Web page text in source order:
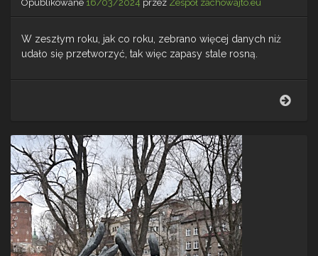
Opublikowane 16/03/2024 przez Zespół zachowajto.eu
W zeszłym roku, jak co roku, zebrano więcej danych niż
udało się przetworzyć, tak więc zapasy stale rosną.